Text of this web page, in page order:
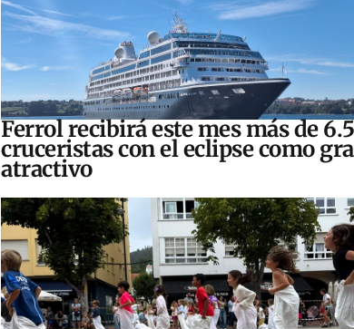
Ferrol recibirá este mes más de
cruceristas con el eclipse como
atractivo